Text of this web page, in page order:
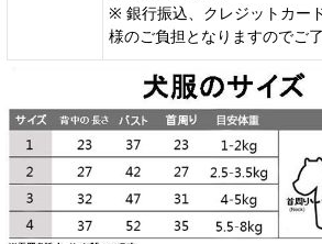
※ 銀行振込、クレジットカー
様のご負担となりますのでご